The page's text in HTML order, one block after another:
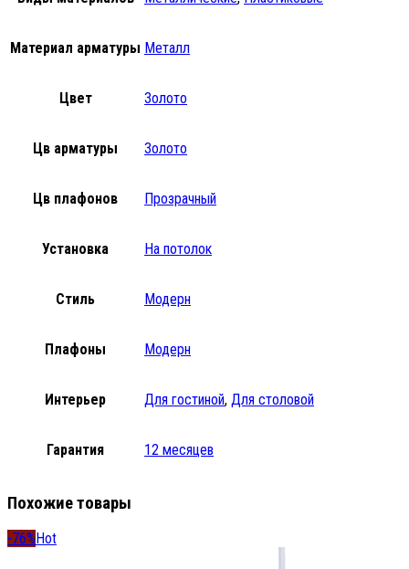
Материал арматуры Металл
Цвет Золото
Цв арматуры Золото
Цв плафонов Прозрачный
Установка На потолок
Стиль Модерн
Плафоны Модерн
Интерьер Для гостиной, Для столовой
Гарантия 12 месяцев
Похожие товары
-76% Hot